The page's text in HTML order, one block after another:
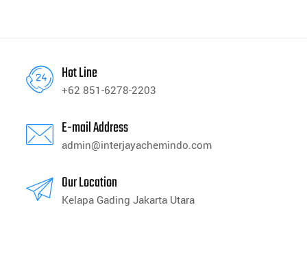
Hot Line
+62 851-6278-2203
E-mail Address
admin@interjayachemindo.com
Our Location
Kelapa Gading Jakarta Utara